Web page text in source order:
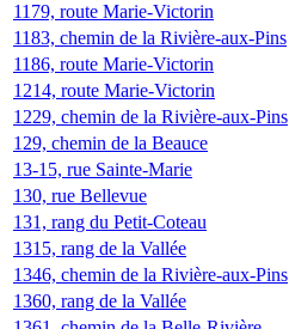
1179, route Marie-Victorin
1183, chemin de la Rivière-aux-Pins
1186, route Marie-Victorin
1214, route Marie-Victorin
1229, chemin de la Rivière-aux-Pins
129, chemin de la Beauce
13-15, rue Sainte-Marie
130, rue Bellevue
131, rang du Petit-Coteau
1315, rang de la Vallée
1346, chemin de la Rivière-aux-Pins
1360, rang de la Vallée